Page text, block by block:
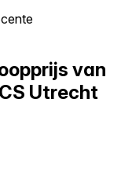
van
Utrecht